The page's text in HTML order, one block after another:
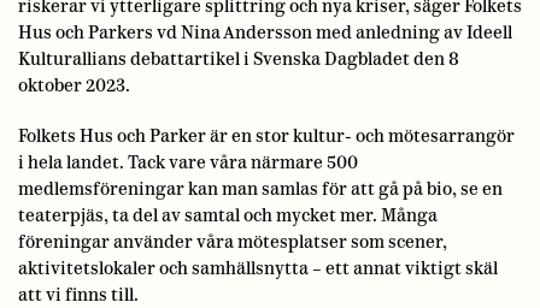
riskerar vi ytterligare splittring och nya kriser, säger Folkets
Hus och Parkers vd Nina Andersson med anledning av Ideell
Kulturallians debattartikel i Svenska Dagbladet den 8
oktober 2023.
Folkets Hus och Parker är en stor kultur- och mötesarrangör
i hela landet. Tack vare våra närmare 500
medlemsföreningar kan man samlas för att gå på bio, se en
teaterpjäs, ta del av samtal och mycket mer. Många
föreningar använder våra mötesplatser som scener,
aktivitetslokaler och samhällsnytta – ett annat viktigt skäl
att vi finns till.